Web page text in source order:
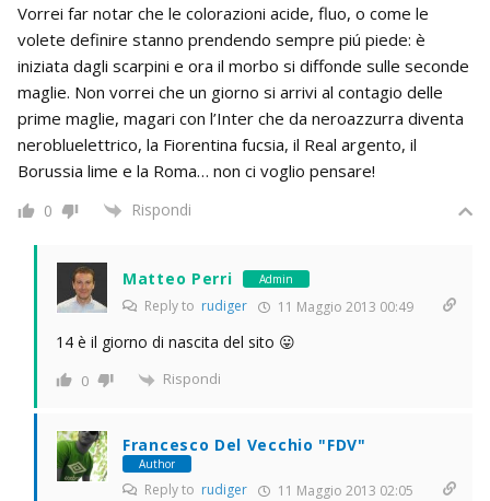
Vorrei far notar che le colorazioni acide, fluo, o come le
volete definire stanno prendendo sempre piú piede: è
iniziata dagli scarpini e ora il morbo si diffonde sulle seconde
maglie. Non vorrei che un giorno si arrivi al contagio delle
prime maglie, magari con l’Inter che da neroazzurra diventa
nerobluelettrico, la Fiorentina fucsia, il Real argento, il
Borussia lime e la Roma… non ci voglio pensare!
0 Rispondi
Matteo Perri Admin
Reply to rudiger 11 Maggio 2013 00:49
14 è il giorno di nascita del sito 😛
0 Rispondi
Francesco Del Vecchio "FDV"
Author
Reply to rudiger 11 Maggio 2013 02:05